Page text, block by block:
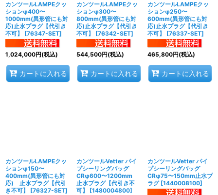
カンツールLAMPEクッ
ションφ400〜
1000mm(異形管にも対
応)止水プラグ【代引き
不可】
[76347-SET]
1,024,000円(税込)
カートに入れる
カンツールLAMPEクッ
ションφ300〜
800mm(異形管にも対
応)止水プラグ【代引き
不可】
[76342-SET]
544,500円(税込)
カートに入れる
カンツールLAMPEクッ
ションφ250〜
600mm(異形管にも対
応)止水プラグ【代引き
不可】
[76337-SET]
465,800円(税込)
カートに入れる
カンツールLAMPEクッ
ションφ150〜
400mm(異形管にも対
応) 止水プラグ【代引
き不可】
[76327-SET]
カンツールVetter パイ
プシーリングバッグ
CRφ600〜1200mm
止水プラグ【代引き不
可】
[1480004800]
カンツールVetter パイ
プシーリングバッグ
CRφ75〜150mm止水プ
ラグ [1440008100]